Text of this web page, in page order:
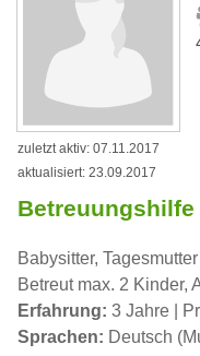
zuletzt aktiv: 07.11.2017
aktualisiert: 23.09.2017
Betreuungshilfe
Babysitter, Tagesmutter
Betreut max. 2 Kinder,
Erfahrung: 3 Jahre |
Sprachen: Deutsch